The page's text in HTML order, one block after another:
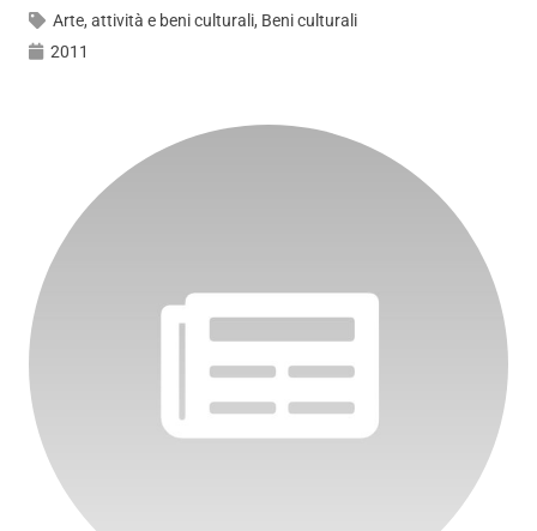
Arte, attività e beni culturali, Beni culturali
2011